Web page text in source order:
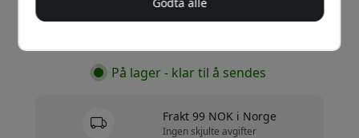
På lager - klar til å sendes
Frakt 99 NOK i Norge
Ingen skjulte avgifter